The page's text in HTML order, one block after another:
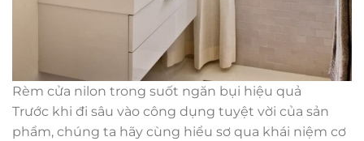
Rèm cửa nilon trong suốt ngăn bụi hiệu quả
Trước khi đi sâu vào công dụng tuyệt vời của sản
phẩm, chúng ta hãy cùng hiểu sơ qua khái niệm cơ